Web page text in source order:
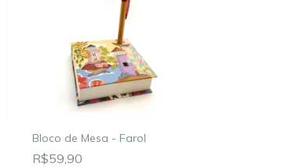
Bloco de Mesa - Farol
R$59,90